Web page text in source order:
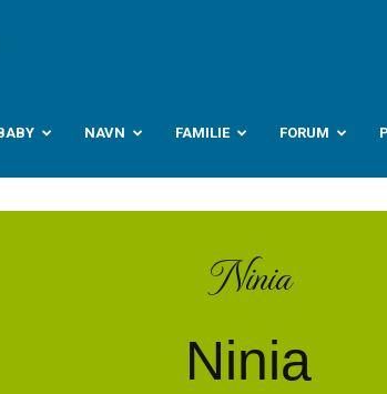
NAVN FAMILIE FORUM
Ninia
Ninia